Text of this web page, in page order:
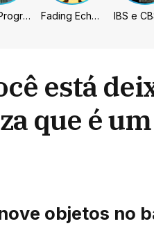
União Progressista e PL terão mais tempo de propaganda eleitoral Fading Echo – Review
está
que é
objetos no